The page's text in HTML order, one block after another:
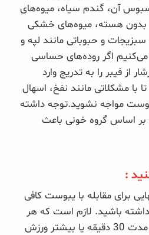
آن، گندم سیاه، میوه‌های
بدون هسته، میوه‌های خشکی
و حبوباتی مانند لپه و
اگر روده‌های حساسی
از فیبر را به تدریج وارد
با مشکلاتی مانند نفخ، اسهال
مواجه نشوید.توجه داشته
اساس گروه خونی باعث
:
برای مقابله با یبوست کافی
باشید. لازم است که هر
هفته حداقل 3 مرتبه به مدت 30 دقیقه یا بیشتر ورزش